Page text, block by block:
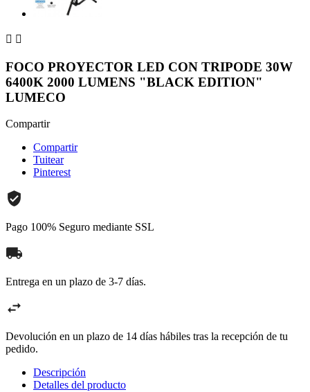
 
FOCO PROYECTOR LED CON TRIPODE 30W
6400K 2000 LUMENS "BLACK EDITION"
LUMECO
Compartir
Compartir
Tuitear
Pinterest
Pago 100% Seguro mediante SSL
Entrega en un plazo de 3-7 días.
Devolución en un plazo de 14 días hábiles tras la recepción de tu
pedido.
Descripción
Detalles del producto